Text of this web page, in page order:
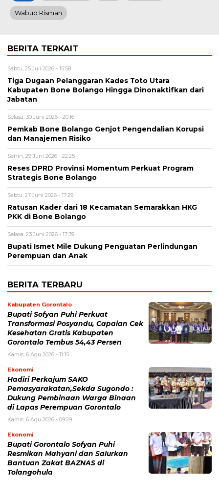
Wabub Risman
BERITA TERKAIT
Sabtu, 25 Juli 2026 - 15:58
Tiga Dugaan Pelanggaran Kades Toto Utara
Kabupaten Bone Bolango Hingga Dinonaktifkan dari
Jabatan
Selasa, 30 Juni 2026 - 20:16
Pemkab Bone Bolango Genjot Pengendalian Korupsi
dan Manajemen Risiko
Senin, 29 Juni 2026 - 22:25
Reses DPRD Provinsi Momentum Perkuat Program
Strategis Bone Bolango
Sabtu, 27 Juni 2026 - 17:29
Ratusan Kader dari 18 Kecamatan Semarakkan HKG
PKK di Bone Bolango
Selasa, 23 Juni 2026 - 17:39
Bupati Ismet Mile Dukung Penguatan Perlindungan
Perempuan dan Anak
BERITA TERBARU
Kabupaten Gorontalo
Bupati Sofyan Puhi Perkuat
Transformasi Posyandu, Capaian Cek
Kesehatan Gratis Kabupaten
Gorontalo Tembus 54,43 Persen
Kamis, 6 Agu 2026 - 11:15
Ekonomi
Hadiri Perkajum SAKO
Pemasyarakatan,Sekda Sugondo :
Dukung Pembinaan Warga Binaan
di Lapas Perempuan Gorontalo
Kamis, 6 Agu 2026 - 09:29
Ekonomi
Bupati Gorontalo Sofyan Puhi
Resmikan Mahyani dan Salurkan
Bantuan Zakat BAZNAS di
Tolangohula